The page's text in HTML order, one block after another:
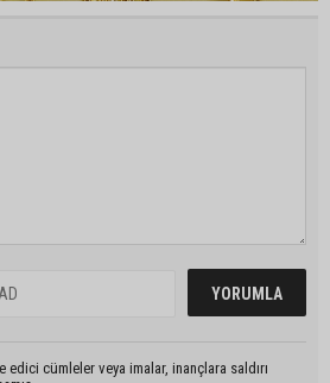
edici cümleler veya imalar, inançlara saldırı